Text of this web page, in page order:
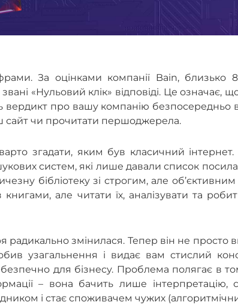
За оцінками компанії Bain, близько
«Нульовий клік» відповіді. Це означає,
вердикт про вашу компанію безпосередньо
чи прочитати першоджерела.
згадати, яким був класичний
систем, які лише давали список
бібліотеку зі строгим, але об’єктивним
книгами, але читати їх, аналізувати та
радикально змінилася. Тепер він не просто
узагальнення і видає вам стислий
для бізнесу. Проблема полягає в
– вона бачить лише інтерпретацію,
і стає споживачем чужих